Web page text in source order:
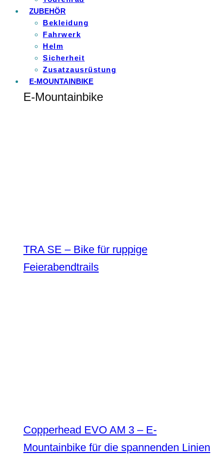
ZUBEHÖR
Bekleidung
Fahrwerk
Helm
Sicherheit
Zusatzausrüstung
E-MOUNTAINBIKE
E-Mountainbike
TRA SE – Bike für ruppige
Feierabendtrails
Copperhead EVO AM 3 – E-
Mountainbike für die spannenden Linien